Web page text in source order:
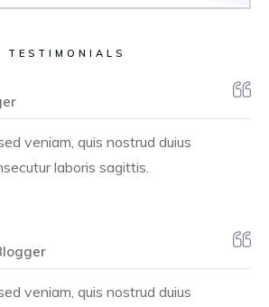
TESTIMONIALS
veniam, quis nostrud duius
laboris sagittis.
veniam, quis nostrud duius